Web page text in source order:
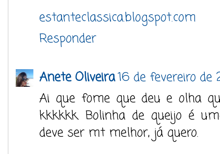
estanteclassica.blogspot.com
Responder
Anete Oliveira16 de fevereiro de
Ai que fome que deu e olha
kkkkkk. Bolinha de queijo é
deve ser mt melhor, já quero.